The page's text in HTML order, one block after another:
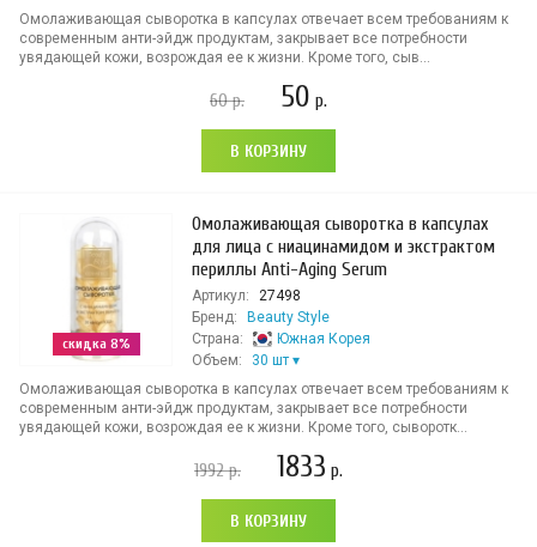
Омолаживающая сыворотка в капсулах отвечает всем требованиям к
современным анти-эйдж продуктам, закрывает все потребности
увядающей кожи, возрождая ее к жизни. Кроме того, сыв...
60р. 50 р.
В КОРЗИНУ
скидка 8%
Омолаживающая сыворотка в капсулах
для лица с ниацинамидом и экстрактом
периллы Anti-Aging Serum
Артикул:
27498
Бренд:
Beauty Style
Страна:
Южная Корея
Объем:
30 шт
Омолаживающая сыворотка в капсулах отвечает всем требованиям к
современным анти-эйдж продуктам, закрывает все потребности
увядающей кожи, возрождая ее к жизни. Кроме того, сыворотк...
1992р. 1833 р.
В КОРЗИНУ